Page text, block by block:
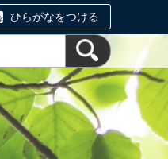
ひらがなをつける